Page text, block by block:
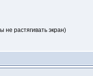
не растягивать экран)